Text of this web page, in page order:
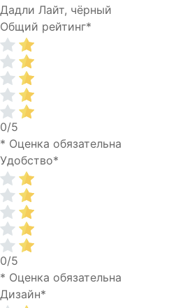
Дадли Лайт, чёрный
Общий рейтинг*
0/5
* Оценка обязательна
Удобство*
0/5
* Оценка обязательна
Дизайн*